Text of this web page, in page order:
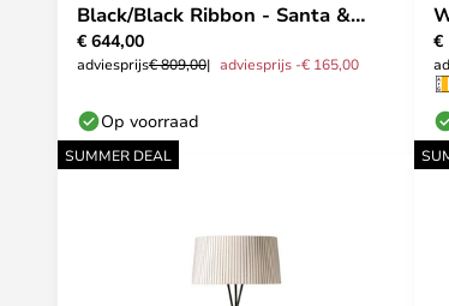
Black/Black Ribbon - Santa &
Cole
€ 644,00
adviesprijs€ 809,00 adviesprijs -€ 165,00
Op voorraad
€
SUMMER DEAL